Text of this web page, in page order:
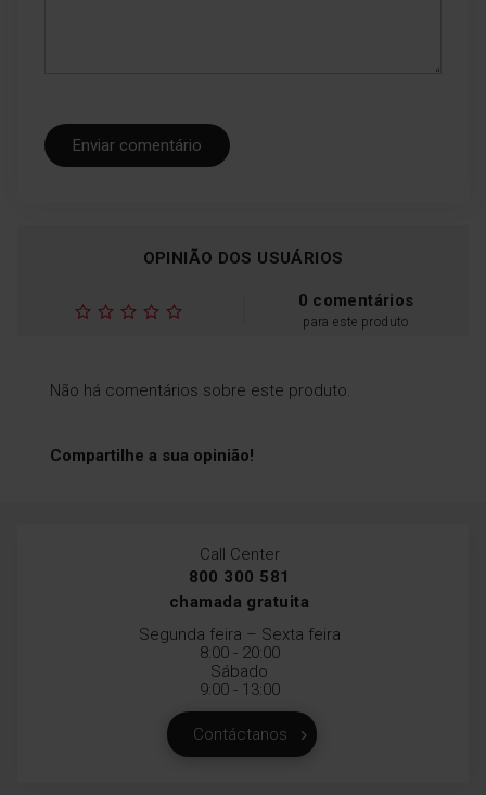
Enviar comentário
OPINIÃO DOS USUÁRIOS
0 comentários
para este produto
Não há comentários sobre este produto.
Compartilhe a sua opinião!
Call Center
800 300 581
chamada gratuita
Segunda feira – Sexta feira
8:00 - 20:00
Sábado
9:00 - 13:00
Contáctanos